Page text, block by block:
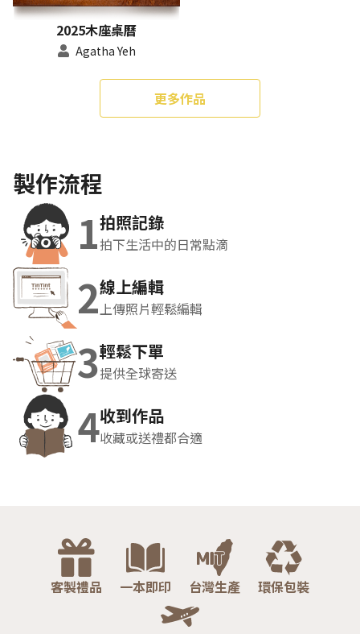
2025木座桌曆
Agatha Yeh
更多作品
製作流程
1拍照記錄
拍下生活中的日常點滴
2線上編輯
上傳照片輕鬆編輯
3輕鬆下單
提供全球寄送
4收到作品
收藏或送禮都合適
客製禮品 一本即印 台灣生產 環保包裝